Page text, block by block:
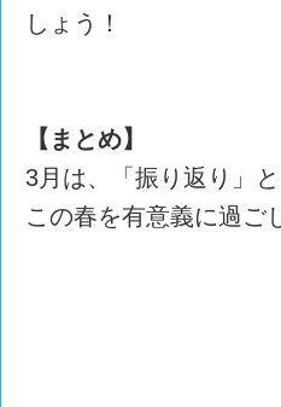
しょう！
【まとめ】
3月は、「振り返り」
この春を有意義に過ご